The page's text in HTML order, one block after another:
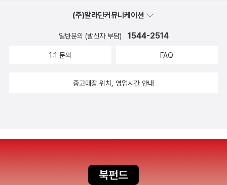
(주)알라딘커뮤니케이션
일반문의 (발신자 부담) 1544-2514
1:1 문의 FAQ
중고매장 위치, 영업시간 안내